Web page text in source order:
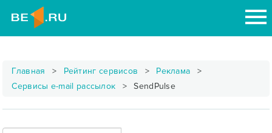
Главная Рейтинг сервисов
Реклама
Сервисы e-mail рассылок
SendPulse